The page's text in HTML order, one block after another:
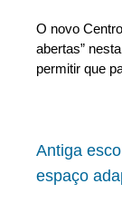
O novo
abertas”
permitir que
Antiga
espaço